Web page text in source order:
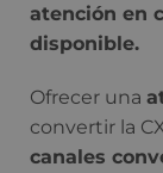
atención en
disponible.
Ofrecer una
convertir la
canales